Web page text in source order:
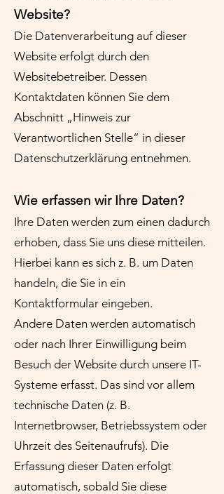
Website?
Die Datenverarbeitung auf dieser
Website erfolgt durch den
Websitebetreiber. Dessen
Kontaktdaten können Sie dem
Abschnitt „Hinweis zur
Verantwortlichen Stelle“ in dieser
Datenschutzerklärung entnehmen.
Wie erfassen wir Ihre Daten?
Ihre Daten werden zum einen dadurch
erhoben, dass Sie uns diese mitteilen.
Hierbei kann es sich z. B. um Daten
handeln, die Sie in ein
Kontaktformular eingeben.
Andere Daten werden automatisch
oder nach Ihrer Einwilligung beim
Besuch der Website durch unsere IT-
Systeme erfasst. Das sind vor allem
technische Daten (z. B.
Internetbrowser, Betriebssystem oder
Uhrzeit des Seitenaufrufs). Die
Erfassung dieser Daten erfolgt
automatisch, sobald Sie diese